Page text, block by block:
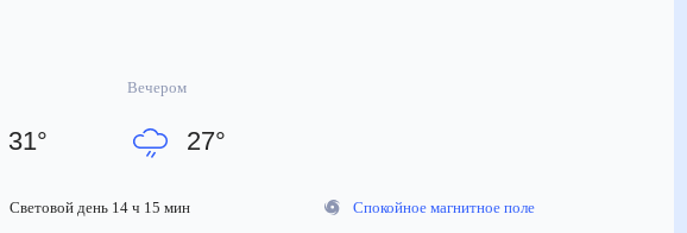
31°
Вечером
27°
Световой день 14 ч 15 мин
Спокойное магнитное поле